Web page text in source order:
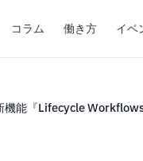
コラム 働き方 イベ
能『Lifecycle